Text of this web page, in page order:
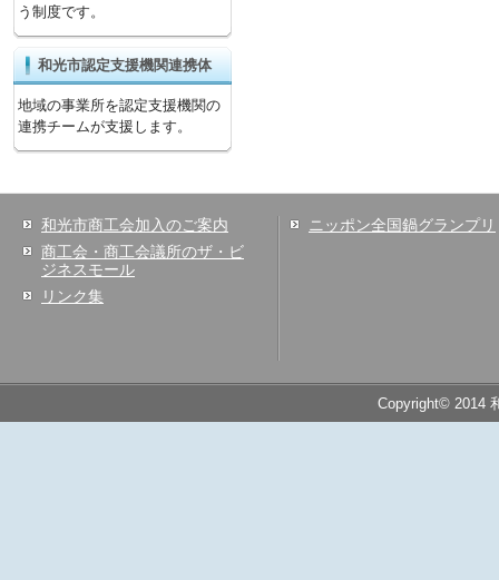
う制度です。
和光市認定支援機関連携体
地域の事業所を認定支援機関の
連携チームが支援します。
和光市商工会加入のご案内
商工会・商工会議所のザ・ビ
ジネスモール
リンク集
ニッポン全国鍋グランプリ
Copyright© 2014